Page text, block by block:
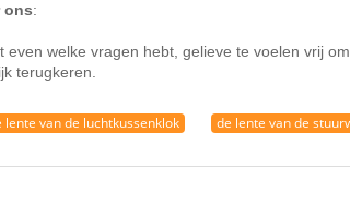
ons:
even welke vragen hebt, gelieve te voelen vrij
terugkeren.
lente van de luchtkussenklok de lente van de